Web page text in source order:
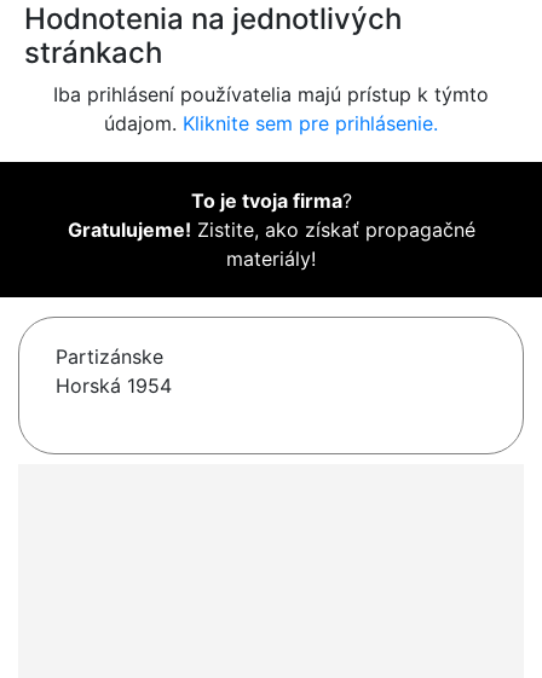
Hodnotenia na jednotlivých
stránkach
Iba prihlásení používatelia majú prístup k týmto
údajom. Kliknite sem pre prihlásenie.
To je tvoja firma?
Gratulujeme! Zistite, ako získať propagačné
materiály!
Partizánske
Horská 1954